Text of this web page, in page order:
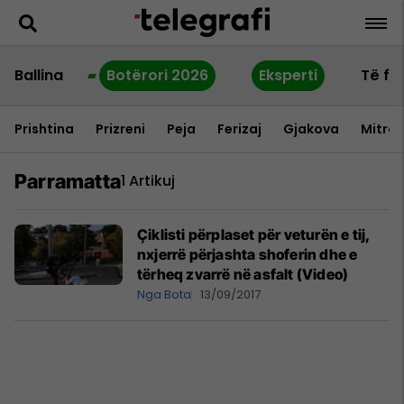
Ballina Botërori 2026 Eksperti Të
Prishtina Prizreni Peja Ferizaj Gjakova
Parramatta1 Artikuj
Çiklisti përplaset për veturën e tij,
nxjerrë përjashta shoferin dhe e
tërheq zvarrë në asfalt (Video)
Nga Bota 13/09/2017